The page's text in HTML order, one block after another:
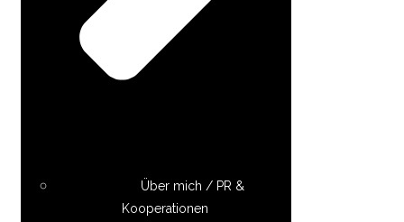
Über mich / PR &
Kooperationen